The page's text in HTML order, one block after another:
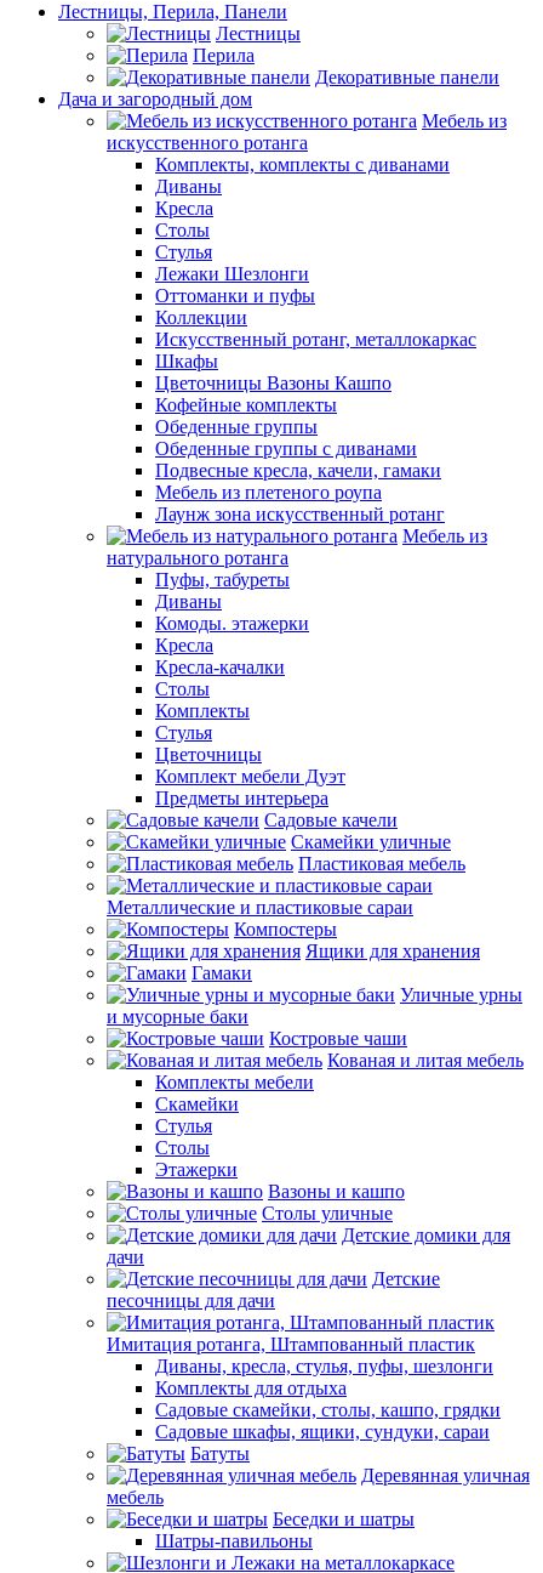
Лестницы, Перила, Панели
Лестницы
Перила
Декоративные панели
Дача и загородный дом
Мебель из
искусственного ротанга
Комплекты, комплекты с диванами
Диваны
Кресла
Столы
Стулья
Лежаки Шезлонги
Оттоманки и пуфы
Коллекции
Искусственный ротанг, металлокаркас
Шкафы
Цветочницы Вазоны Кашпо
Кофейные комплекты
Обеденные группы
Обеденные группы с диванами
Подвесные кресла, качели, гамаки
Мебель из плетеного роупа
Лаунж зона искусственный ротанг
Мебель из
натурального ротанга
Пуфы, табуреты
Диваны
Комоды. этажерки
Кресла
Кресла-качалки
Столы
Комплекты
Стулья
Цветочницы
Комплект мебели Дуэт
Предметы интерьера
Садовые качели
Скамейки уличные
Пластиковая мебель
Металлические и пластиковые сараи
Компостеры
Ящики для хранения
Гамаки
Уличные урны
и мусорные баки
Костровые чаши
Кованая и литая мебель
Комплекты мебели
Скамейки
Стулья
Столы
Этажерки
Вазоны и кашпо
Столы уличные
Детские домики для
дачи
Детские
песочницы для дачи
Имитация ротанга, Штампованный пластик
Диваны, кресла, стулья, пуфы, шезлонги
Комплекты для отдыха
Садовые скамейки, столы, кашпо, грядки
Садовые шкафы, ящики, сундуки, сараи
Батуты
Деревянная уличная
мебель
Беседки и шатры
Шатры-павильоны